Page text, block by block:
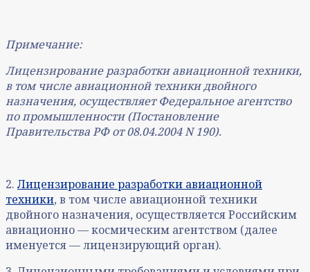
Примечание:
Лицензирование разработки авиационной техники,
в том числе авиационной техники двойного
назначения, осуществляет Федеральное агентство
по промышленности (Постановление
Правительства РФ от 08.04.2004 N 190).
2. Лицензирование разработки авиационной
техники, в том числе авиационной техники
двойного назначения, осуществляется Российским
авиационно — космическим агентством (далее
именуется — лицензирующий орган).